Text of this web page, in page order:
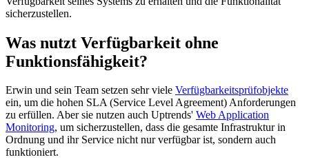
sicherzustellen.
Was nutzt Verfügbarkeit ohne
Funktionsfähigkeit?
Erwin und sein Team setzen sehr viele Verfügbarkeitsprüfobjekte
ein, um die hohen SLA (Service Level Agreement) Anforderungen
zu erfüllen. Aber sie nutzen auch Uptrends' Web Application
Monitoring, um sicherzustellen, dass die gesamte Infrastruktur in
Ordnung und ihr Service nicht nur verfügbar ist, sondern auch
funktioniert.